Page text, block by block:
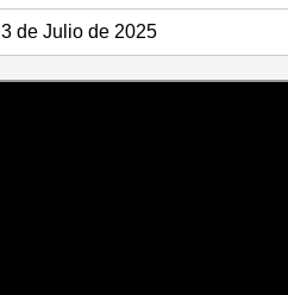
3 de Julio de 2025